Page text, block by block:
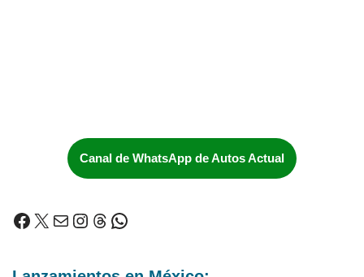
Canal de WhatsApp de Autos Actual